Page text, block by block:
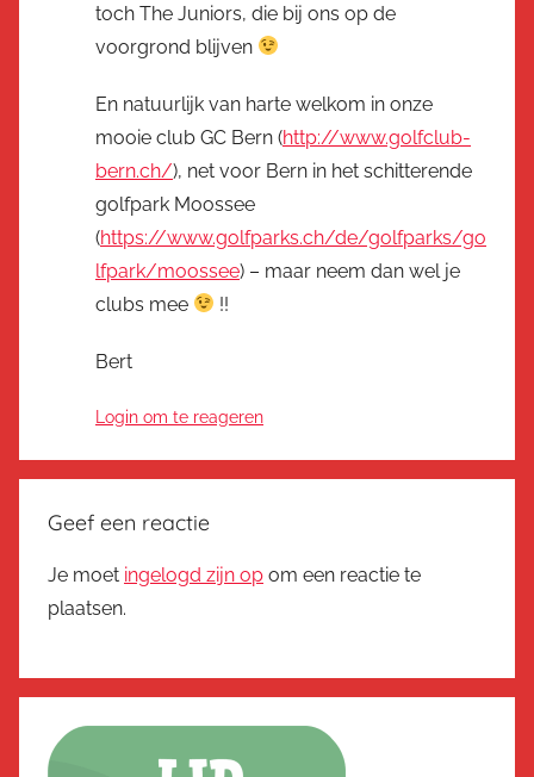
toch The Juniors, die bij ons op de
voorgrond blijven
En natuurlijk van harte welkom in onze
mooie club GC Bern (http://www.golfclub-
bern.ch/), net voor Bern in het schitterende
golfpark Moossee
(https://www.golfparks.ch/de/golfparks/go
lfpark/moossee) – maar neem dan wel je
clubs mee
!!
Bert
Login om te reageren
Geef een reactie
Je moet ingelogd zijn op om een reactie te
plaatsen.